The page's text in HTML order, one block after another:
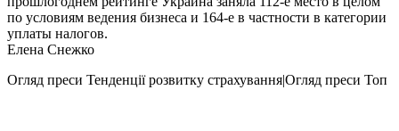
по условиям ведения бизнеса и 164‑е в частности в категории
уплаты налогов.
Елена Снежко
Огляд преси Тенденції розвитку страхування|Огляд преси Топ